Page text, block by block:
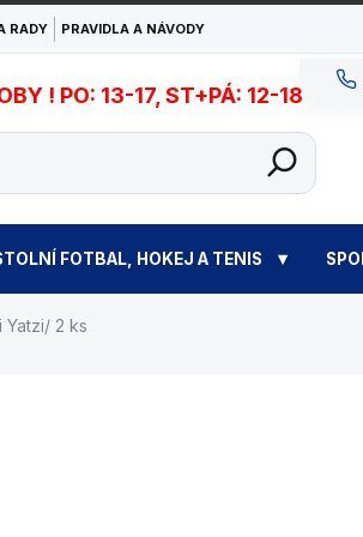
RADY PRAVIDLA A NÁVODY
! PO: 13-17, ST+PÁ: 12-18
FOTBAL, HOKEJ A TENIS
Yatzi/ 2 ks